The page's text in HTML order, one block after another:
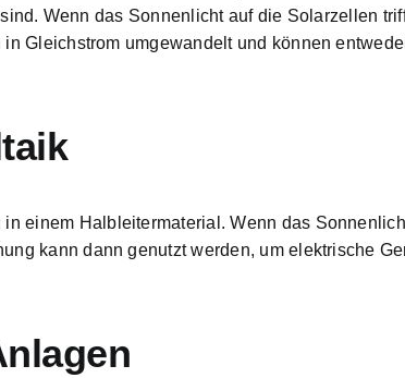
Wenn das Sonnenlicht auf die Solarzellen
Gleichstrom umgewandelt und können
in einem Halbleitermaterial. Wenn das
kann dann genutzt werden, um elektrische